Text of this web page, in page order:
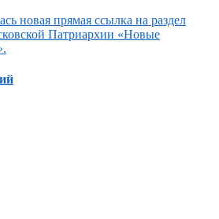
новая прямая ссылка на раздел
Патриархии «Новые